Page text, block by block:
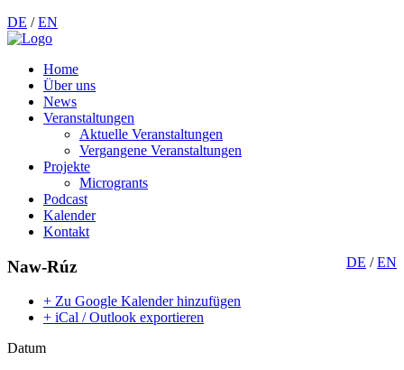
DE /EN
Home
Über uns
News
Veranstaltungen
Aktuelle Veranstaltungen
Vergangene Veranstaltungen
Projekte
Microgrants
Podcast
Kalender
Kontakt
DE /EN
Naw-Rúz
+ Zu Google Kalender hinzufügen
+ iCal / Outlook exportieren
Datum